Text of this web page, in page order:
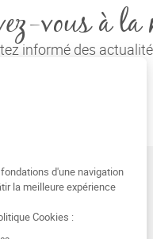
vous à la
informé des